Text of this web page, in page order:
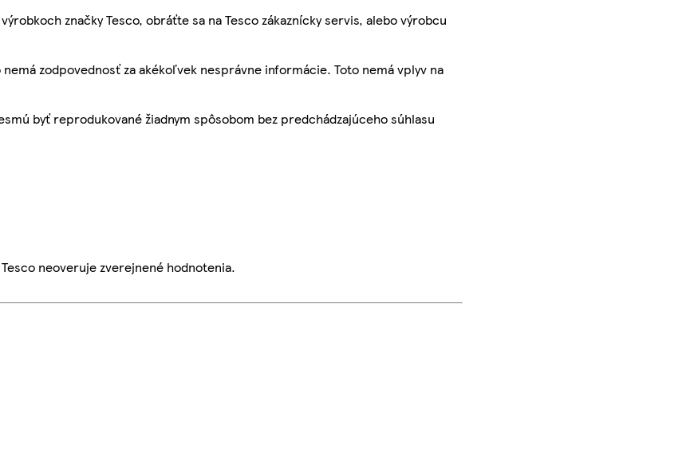
značky Tesco, obráťte sa na Tesco zákaznícky servis, alebo výrobcu
zodpovednosť za akékoľvek nesprávne informácie. Toto nemá vplyv na
byť reprodukované žiadnym spôsobom bez predchádzajúceho súhlasu
neoveruje zverejnené hodnotenia.